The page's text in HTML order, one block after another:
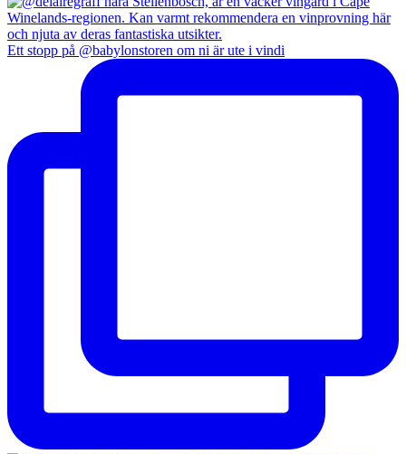
Ett stopp på @babylonstoren om ni är ute i vindi